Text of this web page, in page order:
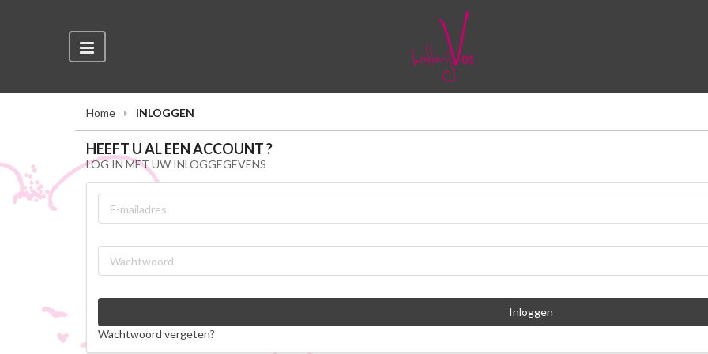
Home INLOGGEN
HEEFT U AL EEN ACCOUNT ?
LOG IN MET UW INLOGGEGEVENS
Wachtwoord vergeten?